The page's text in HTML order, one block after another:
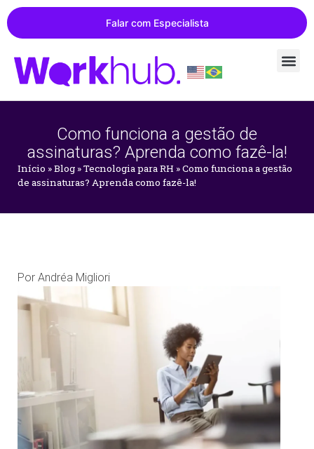
Falar com Especialista
Como funciona a gestão de
assinaturas? Aprenda como fazê-la!
Início »Blog »Tecnologia para RH »Como funciona a gestão
de assinaturas? Aprenda como fazê-la!
Por Andréa Migliori